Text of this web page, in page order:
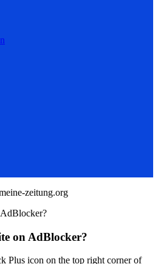
zeitung.org
on AdBlocker?
Plus icon on the top right corner of